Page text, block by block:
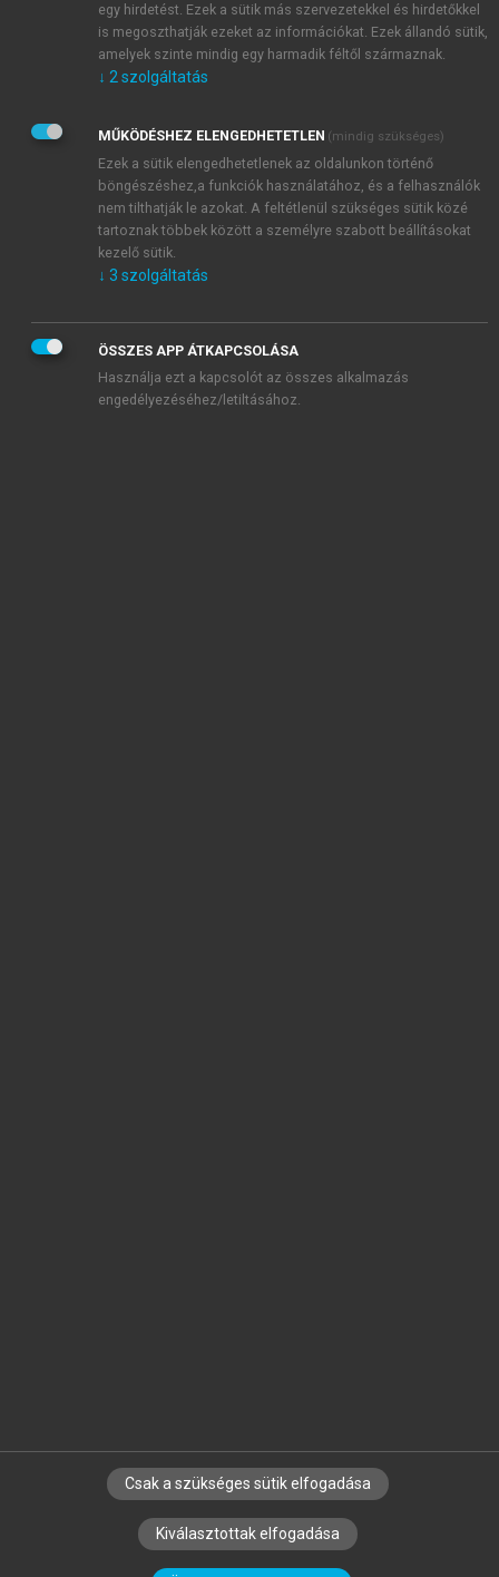
Kérek értesítést a MeRSZ újdonságairól, akcióiról.
Kérek értesítést az Akadémiai Kiadó Zrt. újdonságairól,
Adatkezelési tájékoztatóbanfoglaltakat tudomásul
veszem és elfogadom.
Általános vásárlási feltételeket, valamint a szotar.netés a
mersz.huoldalak licencszerződéseiben foglaltakat
tudomásul veszem és elfogadom.
KIPRÓBÁLOM
SZERZŐKNEK CÉGEKNEK KÖNYVTÁROSOKNAK
SZERKESZTÉSI ÉS LEKTORÁLÁSI ALAPELVEK
egy hirdetést. Ezek a sütik más szervezetekkel és hirdetőkkel
is megoszthatják ezeket az információkat. Ezek állandó sütik,
amelyek szinte mindig egy harmadik féltől származnak.
↓ 2 szolgáltatás
MŰKÖDÉSHEZ ELENGEDHETETLEN (mindig szükséges)
Ezek a sütik elengedhetetlenek az oldalunkon történő
böngészéshez,a funkciók használatához, és a felhasználók
nem tilthatják le azokat. A feltétlenül szükséges sütik közé
tartoznak többek között a személyre szabott beállításokat
kezelő sütik.
↓ 3 szolgáltatás
ÖSSZES APP ÁTKAPCSOLÁSA
Használja ezt a kapcsolót az összes alkalmazás
engedélyezéséhez/letiltásához.
Csak a szükséges sütik elfogadása
Kiválasztottak elfogadása